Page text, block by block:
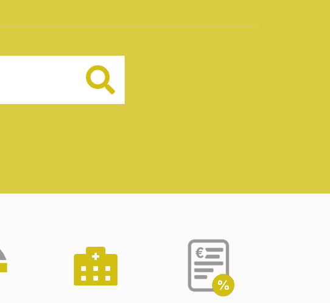
Buscar